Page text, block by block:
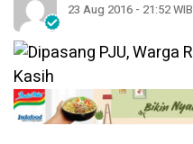
23 Aug 2016 - 21:52 WIB